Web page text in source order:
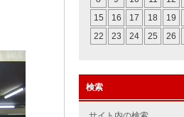
15
16 17 18 19
22
23 24 25 26
検索